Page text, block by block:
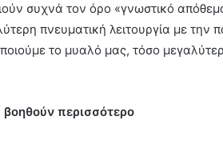
συχνά τον όρο «γνωστικό
πνευματική λειτουργία με
το μυαλό μας, τόσο
βοηθούν περισσότερο